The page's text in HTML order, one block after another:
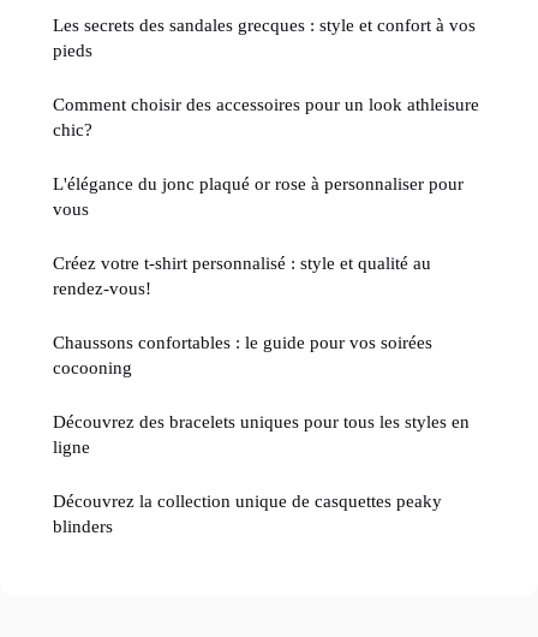
Les secrets des sandales grecques : style et confort à vos
pieds
Comment choisir des accessoires pour un look athleisure
chic?
L'élégance du jonc plaqué or rose à personnaliser pour
vous
Créez votre t-shirt personnalisé : style et qualité au
rendez-vous!
Chaussons confortables : le guide pour vos soirées
cocooning
Découvrez des bracelets uniques pour tous les styles en
ligne
Découvrez la collection unique de casquettes peaky
blinders